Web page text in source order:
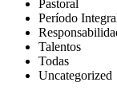
Pastoral
Período
Talentos
Todas
Uncategorized